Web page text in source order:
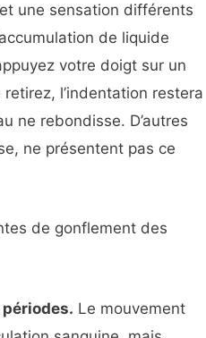
une sensation différents
de liquide
votre doigt sur un
l’indentation restera
ne rebondisse. D’autres
ne présentent pas ce
de gonflement des
Le mouvement